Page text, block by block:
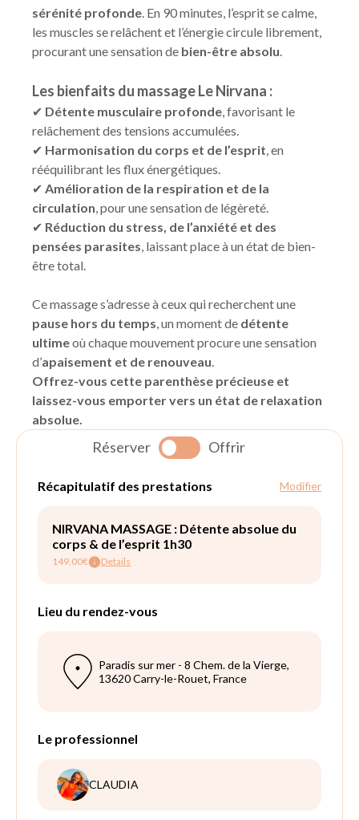
Réserver Offrir
sérénité profonde. En 90 minutes, l’esprit se calme,
les muscles se relâchent et l’énergie circule librement,
procurant une sensation de bien-être absolu.
Les bienfaits du massage Le Nirvana :
✔ Détente musculaire profonde, favorisant le
relâchement des tensions accumulées.
✔ Harmonisation du corps et de l’esprit, en
rééquilibrant les flux énergétiques.
✔ Amélioration de la respiration et de la
circulation, pour une sensation de légèreté.
✔ Réduction du stress, de l’anxiété et des
pensées parasites, laissant place à un état de bien-
être total.
Ce massage s’adresse à ceux qui recherchent une
pause hors du temps, un moment de détente
ultimeoù chaque mouvement procure une sensation
d’apaisement et de renouveau.
Offrez-vous cette parenthèse précieuse et
laissez-vous emporter vers un état de relaxation
absolue.